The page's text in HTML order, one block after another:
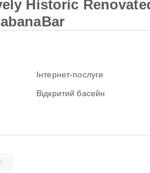
Historic
Інтернет-послуги
Відкритий басейн